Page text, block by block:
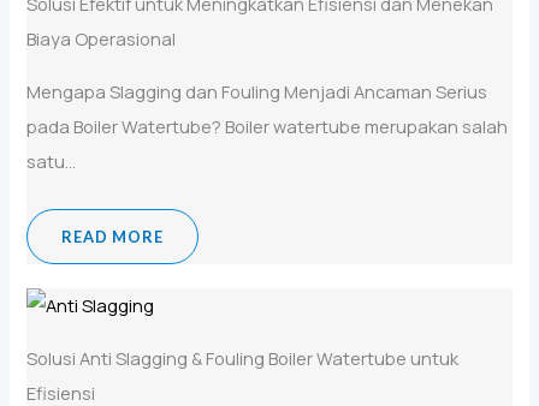
Biaya Operasional
Mengapa Slagging dan Fouling Menjadi Ancaman Serius
pada Boiler Watertube? Boiler watertube merupakan salah
satu...
READ MORE
Solusi Anti Slagging & Fouling Boiler Watertube untuk
Efisiensi